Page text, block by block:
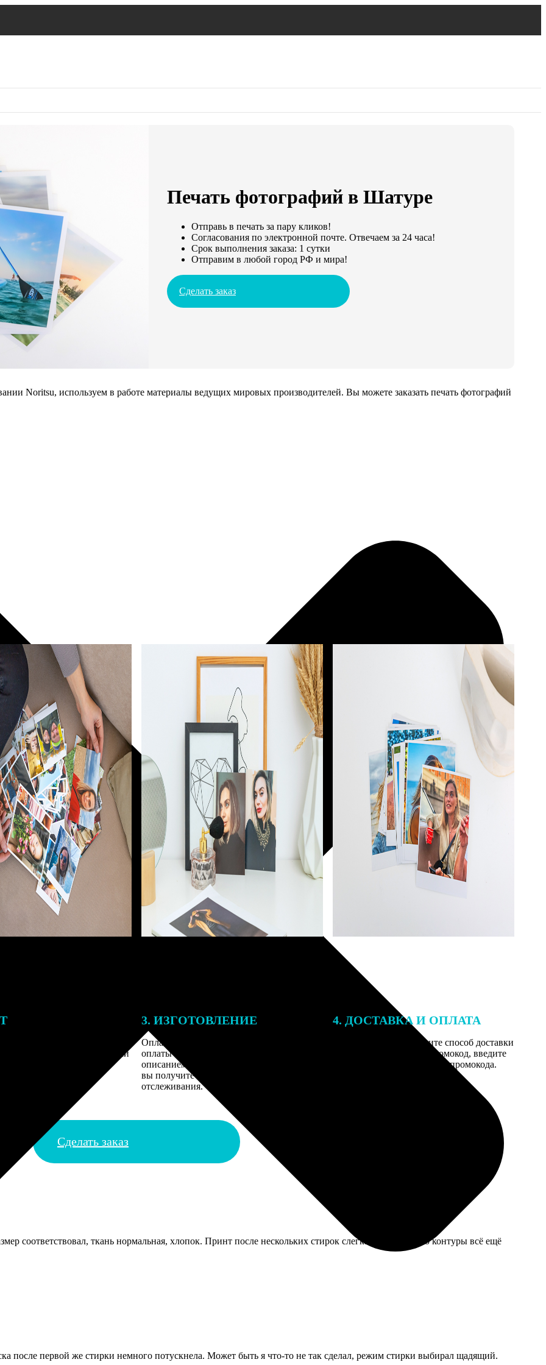
Печать фотографий в Шатуре
Отправь в печать за пару кликов!
Согласования по электронной почте. Отвечаем за 24 часа!
Срок выполнения заказа: 1 сутки
Отправим в любой город РФ и мира!
Сделать заказ
Noritsu, используем в работе материалы ведущих мировых производителей. Вы можете заказать печать фотографий
могут связаться с Вами
3. ИЗГОТОВЛЕНИЕ
Оплатите заказ банковской картой. После
оплаты получите подтверждение на email с
описанием заказа. Когда отправим заказ,
вы получите письмо с трек-номером для
отслеживания.
4. ДОСТАВКА И ОПЛАТА
Введите адрес и выберите способ доставки
заказа. Если у вас есть промокод, введите
его в специальное поле для промокода.
Сделать заказ
соответствовал, ткань нормальная, хлопок. Принт после нескольких стирок слегка потускнел, но контуры всё ещё
после первой же стирки немного потускнела. Может быть я что-то не так сделал, режим стирки выбирал щадящий.